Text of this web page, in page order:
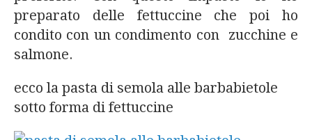
preparato delle fettuccine che poi ho
condito con un condimento con zucchine e
salmone.
ecco la pasta di semola alle barbabietole
sotto forma di fettuccine